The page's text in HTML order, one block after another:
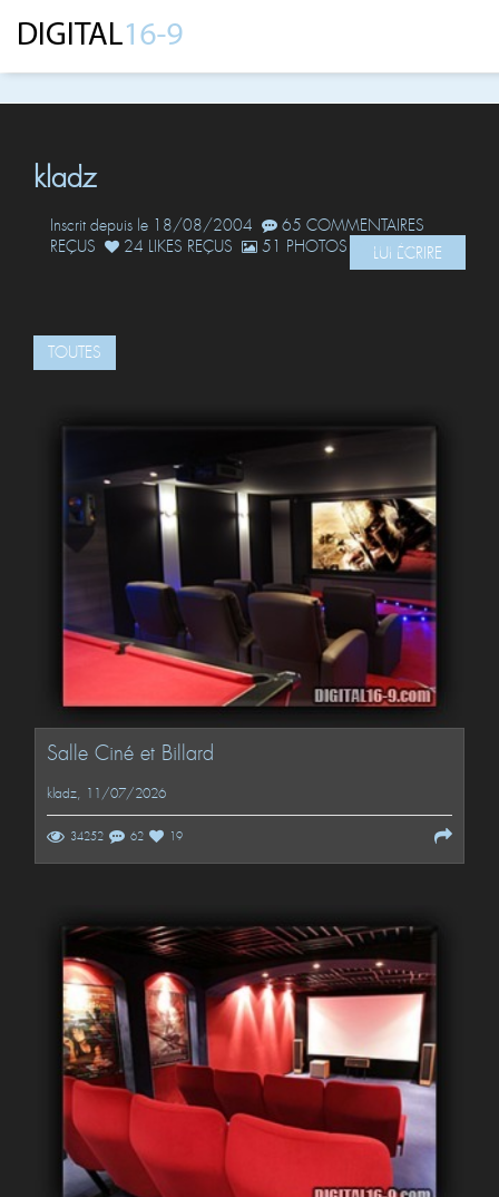
kladz
Inscrit depuis le 18/08/2004
65 COMMENTAIRES
REÇUS
24 LIKES REÇUS 51 PHOTOS POSTÉES
LUI ÉCRIRE
TOUTES
Salle Ciné et Billard
kladz, 11/07/2026
34252 62 19